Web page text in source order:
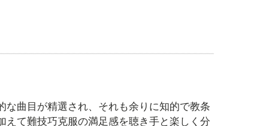
曲目が精選され、それも余りに知的で教条
て難技巧克服の満足感を聴き手と楽しく分